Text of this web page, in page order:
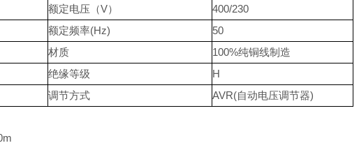
额定电压（V）
400/230
额定频率(Hz)
50
材质
100%纯铜线制造
绝缘等级
H
调节方式
AVR(自动电压调节器)